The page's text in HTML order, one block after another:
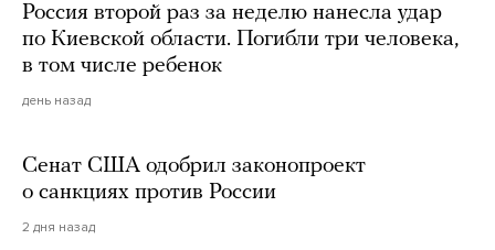
Россия второй раз за неделю нанесла удар
по Киевской области. Погибли три человека,
в том числе ребенок
день назад
Сенат США одобрил законопроект
о санкциях против России
2 дня назад